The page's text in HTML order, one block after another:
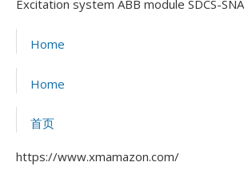
Excitation system ABB module SDCS-
Home
Home
首页
https://www.xmamazon.com/